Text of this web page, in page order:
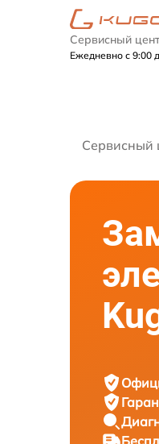
Сервисный
Ежедневно с 9:00
Сервисный